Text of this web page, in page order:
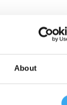
About